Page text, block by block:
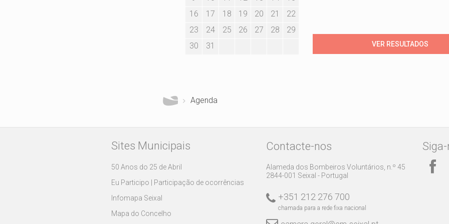
16
17 18 19 20 21
22
23
24 25 26 27 28
29
30
31
Agenda
Sites Municipais
50 Anos do 25 de Abril
Eu Participo | Participação de ocorrências
Infomapa Seixal
Mapa do Concelho
Contacte-nos
Alameda dos Bombeiros Voluntários, n.º 45
2844-001 Seixal - Portugal
+351 212 276 700
chamada para a rede fixa nacional